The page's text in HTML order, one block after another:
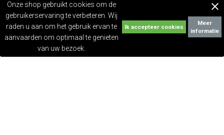
Onze shop gebruikt cookies om de
gebruikerservaring te verbeteren. Wij
raden u aan om het gebruik ervan te
aanvaarden om optimaal te genieten
van uw bezoek.
Meer
informatie

Geen verzendkosten vanaf 79 €